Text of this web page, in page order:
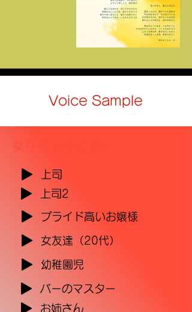
Voice Sample
上司
上司2
プライド高いお嬢様
女友達（20代）
幼稚園児
バーのマスター
お姉さん